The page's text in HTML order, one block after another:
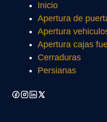
Inicio
Apertura de
Apertura
Apertura cajas
Cerraduras
Persianas